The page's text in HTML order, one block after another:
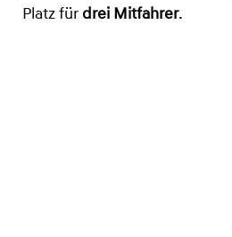
Platz für drei Mitfahrer.